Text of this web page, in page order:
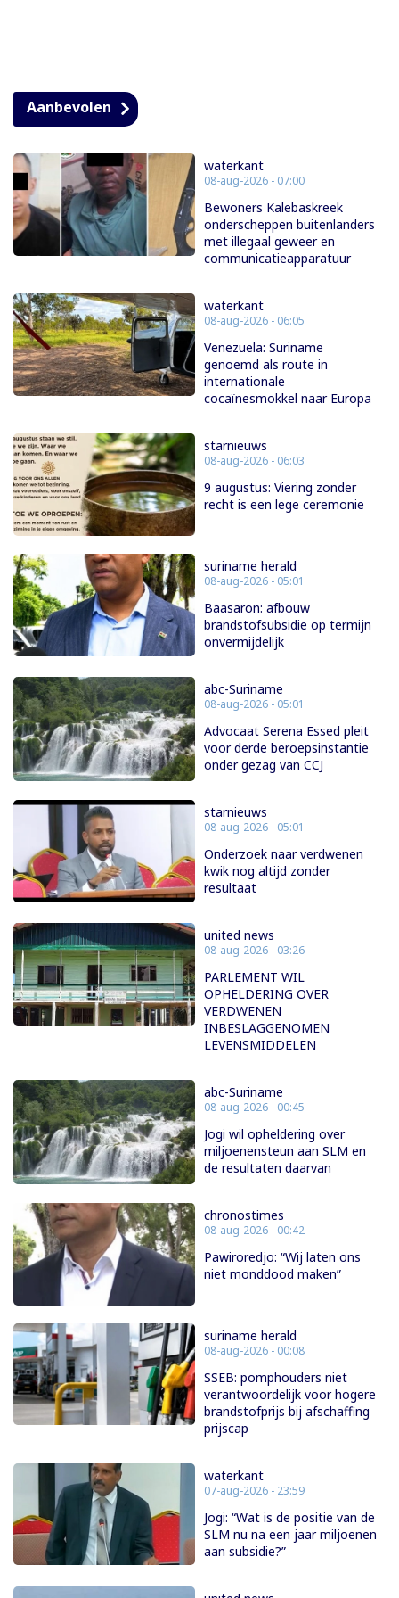
Aanbevolen
waterkant
08-aug-2026 - 07:00
Bewoners Kalebaskreek
onderscheppen buitenlanders
met illegaal geweer en
communicatieapparatuur
waterkant
08-aug-2026 - 06:05
Venezuela: Suriname
genoemd als route in
internationale
cocaïnesmokkel naar Europa
starnieuws
08-aug-2026 - 06:03
9 augustus: Viering zonder
recht is een lege ceremonie
suriname herald
08-aug-2026 - 05:01
Baasaron: afbouw
brandstofsubsidie op termijn
onvermijdelijk
abc-Suriname
08-aug-2026 - 05:01
Advocaat Serena Essed pleit
voor derde beroepsinstantie
onder gezag van CCJ
starnieuws
08-aug-2026 - 05:01
Onderzoek naar verdwenen
kwik nog altijd zonder
resultaat
united news
08-aug-2026 - 03:26
PARLEMENT WIL
OPHELDERING OVER
VERDWENEN
INBESLAGGENOMEN
LEVENSMIDDELEN
abc-Suriname
08-aug-2026 - 00:45
Jogi wil opheldering over
miljoenensteun aan SLM en
de resultaten daarvan
chronostimes
08-aug-2026 - 00:42
Pawiroredjo: “Wij laten ons
niet monddood maken”
suriname herald
08-aug-2026 - 00:08
SSEB: pomphouders niet
verantwoordelijk voor hogere
brandstofprijs bij afschaffing
prijscap
waterkant
07-aug-2026 - 23:59
Jogi: “Wat is de positie van de
SLM nu na een jaar miljoenen
aan subsidie?”